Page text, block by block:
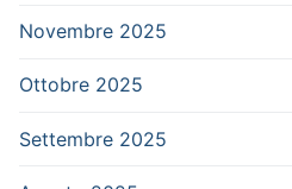
Novembre 2025
Ottobre 2025
Settembre 2025